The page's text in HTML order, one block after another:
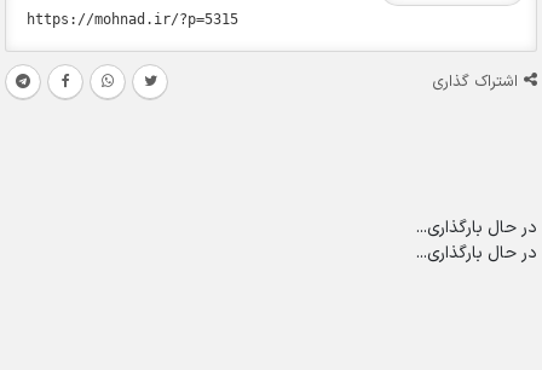
اشتراک گذاری
در حال بارگذاری...
در حال بارگذاری...